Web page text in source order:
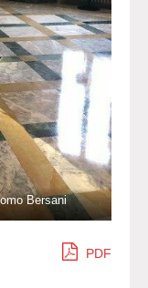
Bersani
PDF